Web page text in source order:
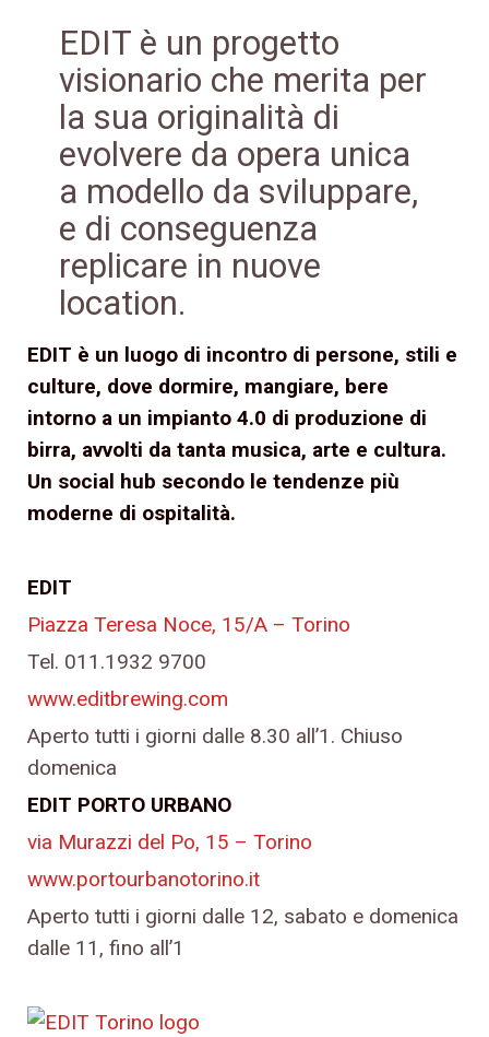
EDIT è un progetto
visionario che merita per
la sua originalità di
evolvere da opera unica
a modello da sviluppare,
e di conseguenza
replicare in nuove
location.
EDIT è un luogo di incontro di persone, stili e
culture, dove dormire, mangiare, bere
intorno a un impianto 4.0 di produzione di
birra, avvolti da tanta musica, arte e cultura.
Un social hub secondo le tendenze più
moderne di ospitalità.
EDIT
Piazza Teresa Noce, 15/A – Torino
Tel. 011.1932 9700
www.editbrewing.com
Aperto tutti i giorni dalle 8.30 all’1. Chiuso
domenica
EDIT PORTO URBANO
via Murazzi del Po, 15 – Torino
www.portourbanotorino.it
Aperto tutti i giorni dalle 12, sabato e domenica
dalle 11, fino all’1